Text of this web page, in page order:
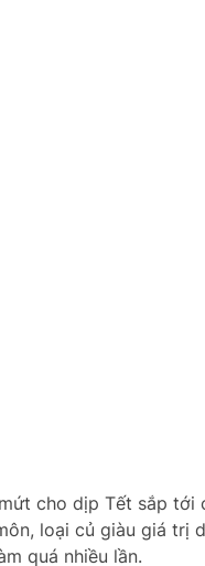
cho dịp Tết sắp tới
loại củ giàu giá
quá nhiều lần.